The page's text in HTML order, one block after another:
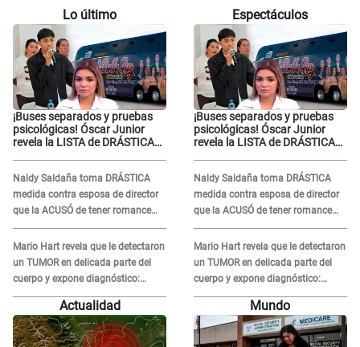
Lo último
¡Buses separados y pruebas
psicológicas! Óscar Junior
revela la LISTA de DRÁSTICAS
Naldy Saldaña
Naldy Saldaña toma DRÁSTICA
medida contra esposa de director
que la ACUSÓ de tener romance
con él: "Muy triste..."
Mario Hart revela que le detectaron
un TUMOR en delicada parte del
cuerpo y expone diagnóstico:
"Dolores muy fuertes..."
Espectáculos
¡Buses separados y pruebas
psicológicas! Óscar Junior
revela la LISTA de DRÁSTICAS
Naldy Saldaña
Naldy Saldaña toma DRÁSTICA
medida contra esposa de director
que la ACUSÓ de tener romance
con él: "Muy triste..."
Mario Hart revela que le detectaron
un TUMOR en delicada parte del
cuerpo y expone diagnóstico:
"Dolores muy fuertes..."
Actualidad Mundo